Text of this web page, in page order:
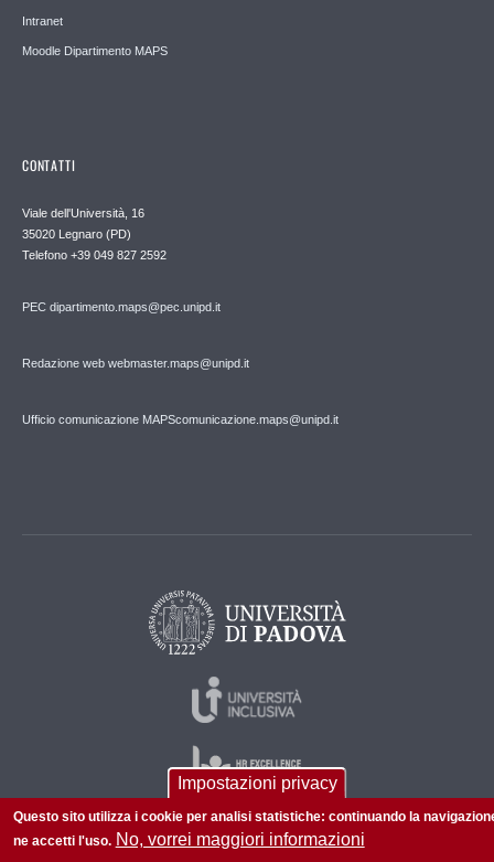
Intranet
Moodle Dipartimento MAPS
CONTATTI
Viale dell'Università, 16
35020 Legnaro (PD)
Telefono +39 049 827 2592
PEC dipartimento.maps@pec.unipd.it
Redazione web webmaster.maps@unipd.it
Ufficio comunicazione MAPScomunicazione.maps@unipd.it
Impostazioni privacy
Questo sito utilizza i cookie per analisi statistiche: continuando la
ne accetti l'uso. No, vorrei maggiori informazioni